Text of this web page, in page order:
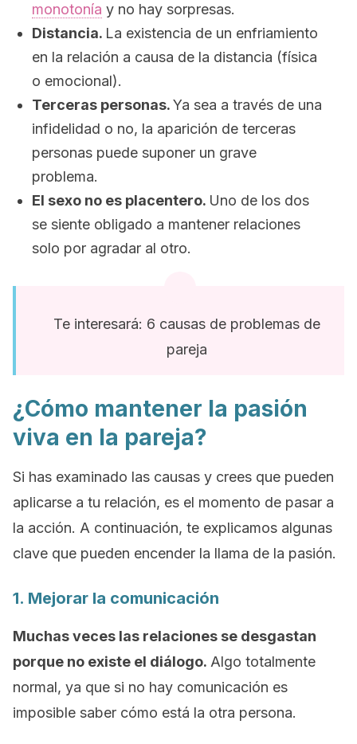
monotonía y no hay sorpresas.
Distancia. La existencia de un enfriamiento
en la relación a causa de la distancia (física
o emocional).
Terceras personas.Ya sea a través de una
infidelidad o no, la aparición de terceras
personas puede suponer un grave
problema.
El sexo no es placentero. Uno de los dos
se siente obligado a mantener relaciones
solo por agradar al otro.
Te interesará: 6 causas de problemas de
pareja
¿Cómo mantener la pasión
viva en la pareja?
Si has examinado las causas y crees que pueden
aplicarse a tu relación, es el momento de pasar a
la acción. A continuación, te explicamos algunas
clave que pueden encender la llama de la pasión.
1. Mejorar la comunicación
Muchas veces las relaciones se desgastan
porque no existe el diálogo. Algo totalmente
normal, ya que si no hay comunicación es
imposible saber cómo está la otra persona.